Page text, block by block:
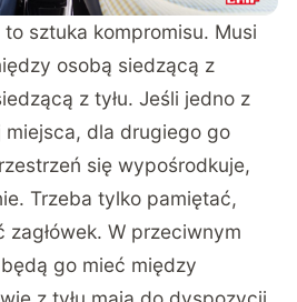
to sztuka kompromisu. Musi
osobą siedzącą z
z tyłu. Jeśli jedno z
dla drugiego go
się wypośrodkuje,
Trzeba tylko pamiętać,
W przeciwnym
go mieć między